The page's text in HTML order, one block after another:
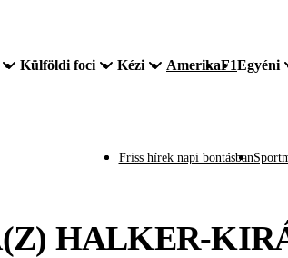
Külföldi foci Kézi AmerikaF1Egyéni
Friss hírek napi bontásban
HALKER-